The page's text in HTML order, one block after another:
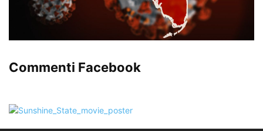
Commenti Facebook